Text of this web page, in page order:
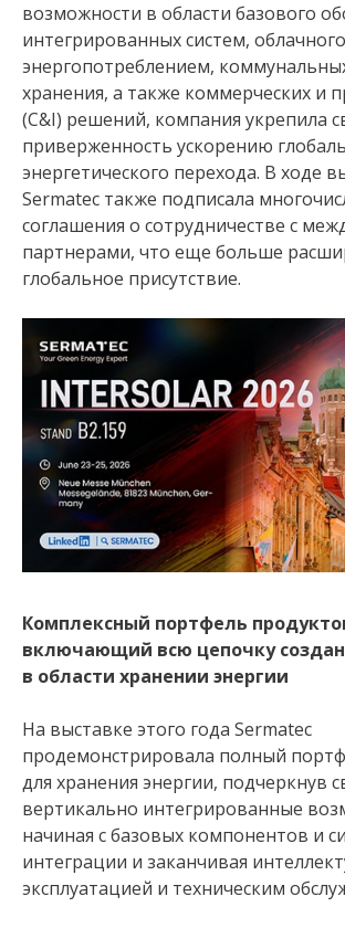
возможности в области базового
интегрированных систем,
энергопотреблением,
хранения, а также коммерческих и
(C&I) решений, компания укрепила
приверженность ускорению
энергетического перехода. В ходе
Sermatec также подписала
соглашения о сотрудничестве с
партнерами, что еще больше
глобальное присутствие.
Комплексный портфель
включающий всю цепочку
в области хранении энергии
На выставке этого года Sermatec
продемонстрировала полный
для хранения энергии, подчеркнув
вертикально интегрированные
начиная с базовых компонентов и
интеграции и заканчивая
эксплуатацией и техническим